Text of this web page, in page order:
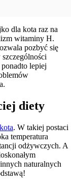
dla kota raz na
witaminy H.
pozbyć się
lepiej
diety
. W takiej postaci
temperatura
odżywczych. A
naturalnych